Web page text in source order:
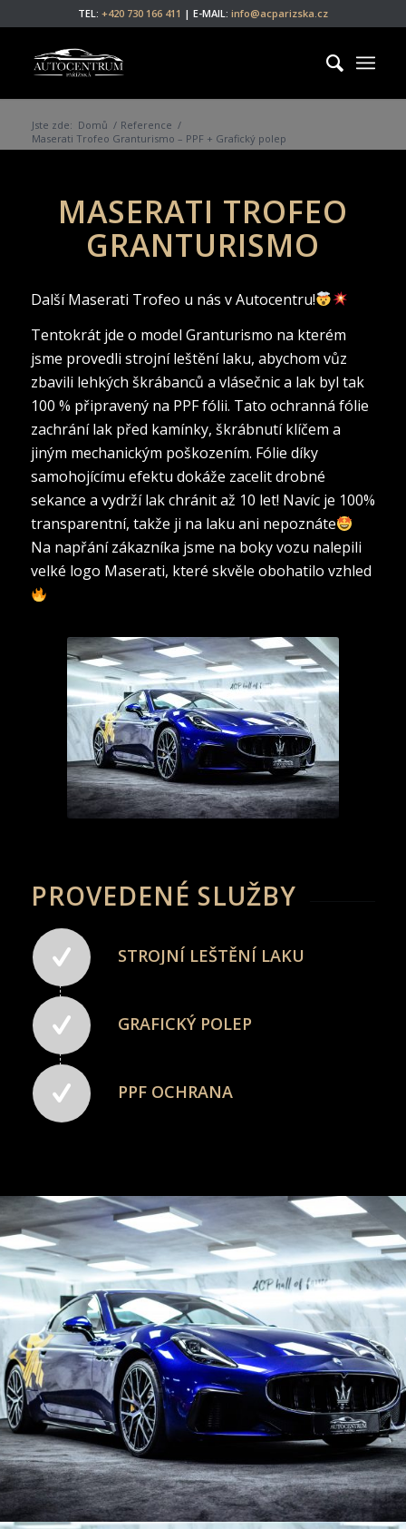
TEL: +420 730 166 411 | E-MAIL: info@acparizska.cz
Jste zde: Domů / Reference /
Maserati Trofeo Granturismo – PPF + Grafický polep
MASERATI TROFEO
GRANTURISMO
Další Maserati Trofeo u nás v Autocentru!
Tentokrát jde o model Granturismo na kterém
jsme provedli strojní leštění laku, abychom vůz
zbavili lehkých škrábanců a vlásečnic a lak byl tak
100 % připravený na PPF fólii. Tato ochranná fólie
zachrání lak před kamínky, škrábnutí klíčem a
jiným mechanickým poškozením. Fólie díky
samohojícímu efektu dokáže zacelit drobné
sekance a vydrží lak chránit až 10 let! Navíc je 100%
transparentní, takže ji na laku ani nepoznáte
Na napřání zákazníka jsme na boky vozu nalepili
velké logo Maserati, které skvěle obohatilo vzhled
PROVEDENÉ SLUŽBY
STROJNÍ LEŠTĚNÍ LAKU
GRAFICKÝ POLEP
PPF OCHRANA